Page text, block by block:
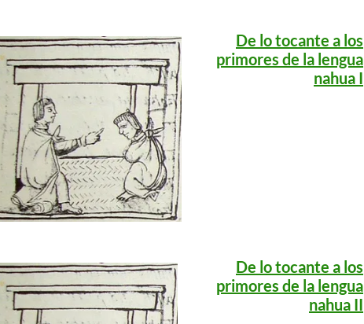
De lo tocante a los
primores de la lengua
nahua I
De lo tocante a los
primores de la lengua
nahua II